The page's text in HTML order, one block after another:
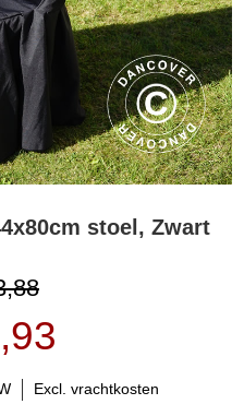
stoel, Zwart
Excl. vrachtkosten